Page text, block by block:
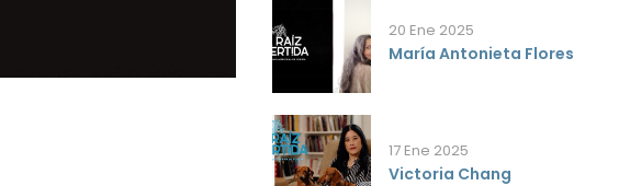
20 Ene 2025
María Antonieta Flores
17 Ene 2025
Victoria Chang